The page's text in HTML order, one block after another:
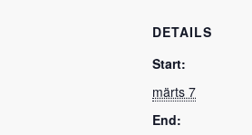
DETAILS
Start:
märts 7
End: